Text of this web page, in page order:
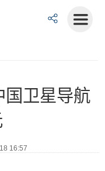
国卫星导航
16:57